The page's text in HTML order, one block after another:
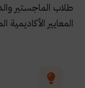
طلاب الماجستير
المعايير الأكاديمية